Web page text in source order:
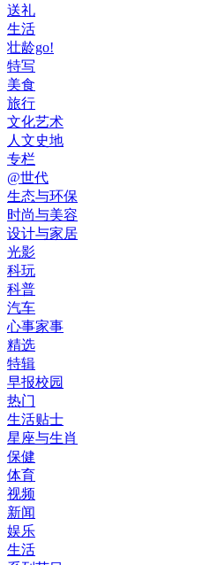
送礼
生活
壮龄go!
特写
美食
旅行
文化艺术
人文史地
专栏
@世代
生态与环保
时尚与美容
设计与家居
光影
科玩
科普
汽车
心事家事
精选
特辑
早报校园
热门
生活贴士
星座与生肖
保健
体育
视频
新闻
娱乐
生活